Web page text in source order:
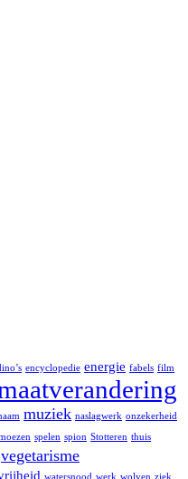
encyclopedie energie fabels film
muziek naslagwerk onzekerheid
spelen spion Stotteren thuis
vegetarisme
watersnood werk wolven ziek